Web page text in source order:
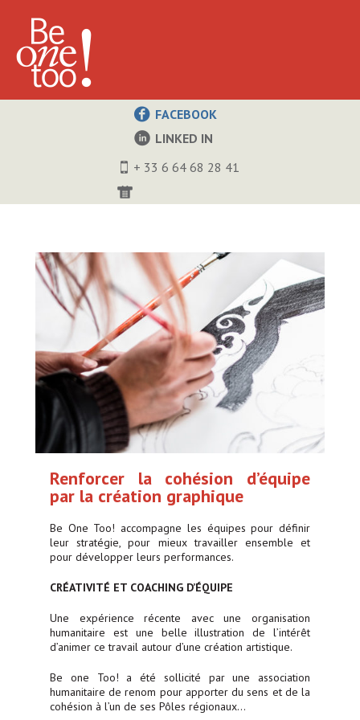
FACEBOOK
LINKED IN
+ 33 6 64 68 28 41
Renforcer la cohésion d’équipe
par la création graphique
Be One Too! accompagne les équipes pour définir
leur stratégie, pour mieux travailler ensemble et
pour développer leurs performances.
CRÉATIVITÉ ET COACHING D’ÉQUIPE
Une expérience récente avec une organisation
humanitaire est une belle illustration de l’intérêt
d’animer ce travail autour d’une création artistique.
Be one Too! a été sollicité par une association
humanitaire de renom pour apporter du sens et de la
cohésion à l’un de ses Pôles régionaux…